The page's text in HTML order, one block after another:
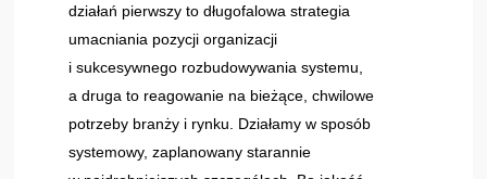
działań pierwszy to długofalowa strategia
umacniania pozycji organizacji
i sukcesywnego rozbudowywania systemu,
a druga to reagowanie na bieżące, chwilowe
potrzeby branży i rynku. Działamy w sposób
systemowy, zaplanowany starannie